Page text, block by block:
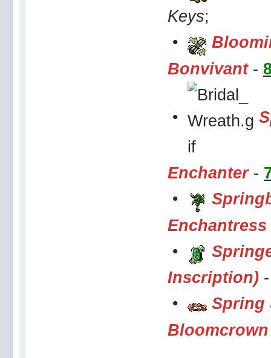
Keys;
•
Bonvivant-
•
Enchanter-
•
Enchantress
•
Inscription)
•
Spring
Bloomcrown